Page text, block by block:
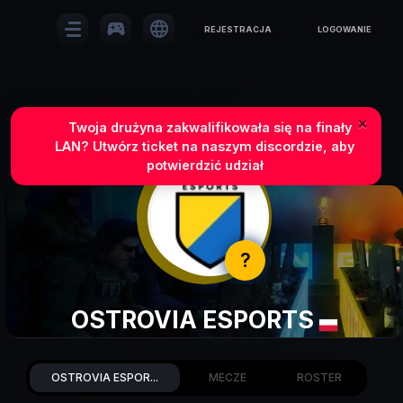
sports_esports language REJESTRACJA LOGOWANIE
×
Twoja drużyna zakwalifikowała się na finały
LAN? Utwórz ticket na naszym discordzie, aby
potwierdzić udział
?
OSTROVIA ESPORTS
OSTROVIA ESPOR... MECZE ROSTER